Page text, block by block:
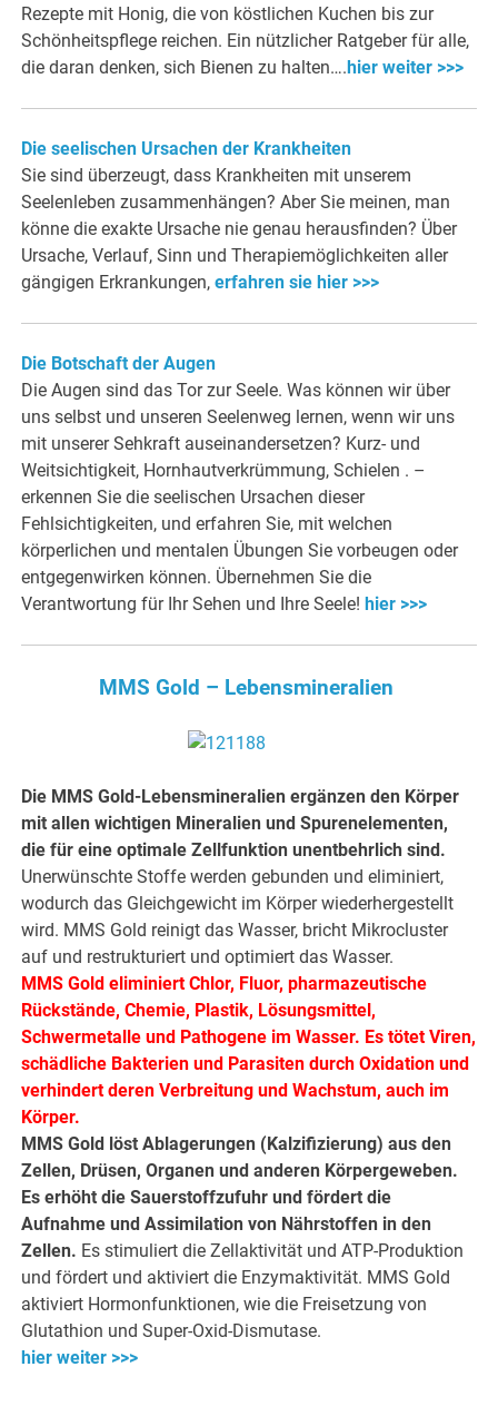
Rezepte mit Honig, die von köstlichen Kuchen bis zur
Schönheitspflege reichen. Ein nützlicher Ratgeber für alle,
die daran denken, sich Bienen zu halten…. hier weiter >>>
Die seelischen Ursachen der Krankheiten
Sie sind überzeugt, dass Krankheiten mit unserem
Seelenleben zusammenhängen? Aber Sie meinen, man
könne die exakte Ursache nie genau herausfinden? Über
Ursache, Verlauf, Sinn und Therapiemöglichkeiten aller
gängigen Erkrankungen,erfahren sie hier >>>
Die Botschaft der Augen
Die Augen sind das Tor zur Seele. Was können wir über
uns selbst und unseren Seelenweg lernen, wenn wir uns
mit unserer Sehkraft auseinandersetzen? Kurz- und
Weitsichtigkeit, Hornhautverkrümmung, Schielen . –
erkennen Sie die seelischen Ursachen dieser
Fehlsichtigkeiten, und erfahren Sie, mit welchen
körperlichen und mentalen Übungen Sie vorbeugen oder
entgegenwirken können. Übernehmen Sie die
Verantwortung für Ihr Sehen und Ihre Seele! hier >>>
MMS Gold – Lebensmineralien
Die MMS Gold-Lebensmineralien ergänzen den Körper
mit allen wichtigen Mineralien und Spurenelementen,
die für eine optimale Zellfunktion unentbehrlich sind.
Unerwünschte Stoffe werden gebunden und eliminiert,
wodurch das Gleichgewicht im Körper wiederhergestellt
wird. MMS Gold reinigt das Wasser, bricht Mikrocluster
auf und restrukturiert und optimiert das Wasser.
MMS Gold eliminiert Chlor, Fluor, pharmazeutische
Rückstände, Chemie, Plastik, Lösungsmittel,
Schwermetalle und Pathogene im Wasser. Es tötet Viren,
schädliche Bakterien und Parasiten durch Oxidation und
verhindert deren Verbreitung und Wachstum, auch im
Körper.
MMS Gold löst Ablagerungen (Kalzifizierung) aus den
Zellen, Drüsen, Organen und anderen Körpergeweben.
Es erhöht die Sauerstoffzufuhr und fördert die
Aufnahme und Assimilation von Nährstoffen in den
Zellen. Es stimuliert die Zellaktivität und ATP-Produktion
und fördert und aktiviert die Enzymaktivität. MMS Gold
aktiviert Hormonfunktionen, wie die Freisetzung von
Glutathion und Super-Oxid-Dismutase.
hier weiter >>>